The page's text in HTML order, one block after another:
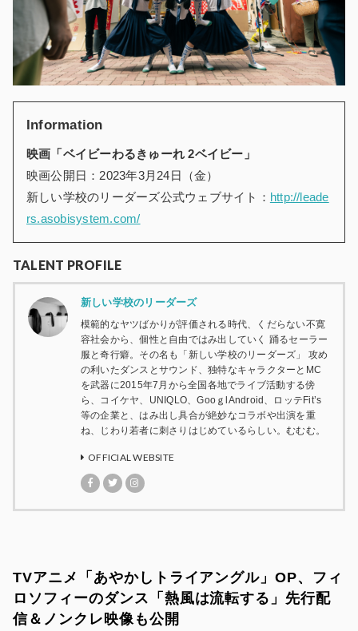
Information
映画「ベイビーわるきゅーれ 2ベイビー」
映画公開日：2023年3月24日（金）
新しい学校のリーダーズ公式ウェブサイト： http://leade
rs.asobisystem.com/
TALENT PROFILE
新しい学校のリーダーズ
模範的なヤツばかりが評価される時代、くだらない不寛
容社会から、個性と自由ではみ出していく 踊るセーラー
服と奇行癖。その名も「新しい学校のリーダーズ」 攻め
の利いたダンスとサウンド、独特なキャラクターとMC
を武器に2015年7月から全国各地でライブ活動する傍
ら、コイケヤ、UNIQLO、GooｇlAndroid、ロッテFit’s
等の企業と、はみ出し具合が絶妙なコラボや出演を重
ね、じわり若者に刺さりはじめているらしい。むむむ。
OFFICIAL WEBSITE
TVアニメ「あやかしトライアングル」OP、フィ
ロソフィーのダンス「熱風は流転する」先行配
信＆ノンクレ映像も公開